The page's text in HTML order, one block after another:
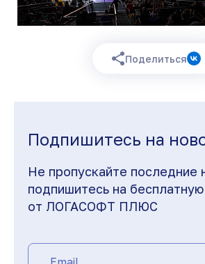
Поделиться
Подпишитесь на
Не пропускайте последние
подпишитесь на
от ЛОГАСОФТ ПЛЮС